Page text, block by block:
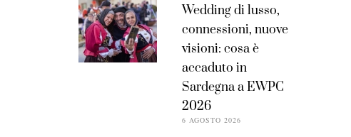
Wedding di lusso,
connessioni, nuove
visioni: cosa è
accaduto in
Sardegna a EWPC
2026
6 AGOSTO 2026